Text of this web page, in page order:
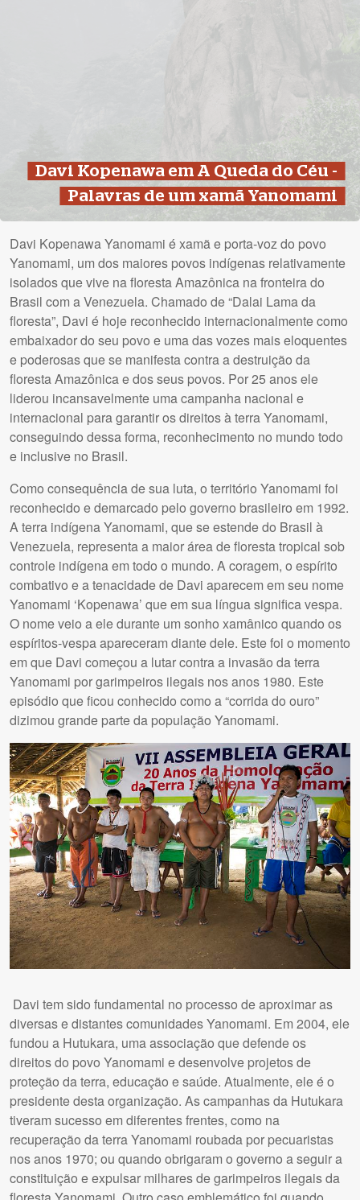
Davi Kopenawa em A Queda do Céu -
Palavras de um xamã Yanomami
Davi Kopenawa Yanomami é xamã e porta-voz do povo
Yanomami, um dos maiores povos indígenas relativamente
isolados que vive na floresta Amazônica na fronteira do
Brasil com a Venezuela. Chamado de “Dalai Lama da
floresta”, Davi é hoje reconhecido internacionalmente como
embaixador do seu povo e uma das vozes mais eloquentes
e poderosas que se manifesta contra a destruição da
floresta Amazônica e dos seus povos. Por 25 anos ele
liderou incansavelmente uma campanha nacional e
internacional para garantir os direitos à terra Yanomami,
conseguindo dessa forma, reconhecimento no mundo todo
e inclusive no Brasil.
Como consequência de sua luta, o território Yanomami foi
reconhecido e demarcado pelo governo brasileiro em 1992.
A terra indígena Yanomami, que se estende do Brasil à
Venezuela, representa a maior área de floresta tropical sob
controle indígena em todo o mundo. A coragem, o espírito
combativo e a tenacidade de Davi aparecem em seu nome
Yanomami ‘Kopenawa’ que em sua língua significa vespa.
O nome veio a ele durante um sonho xamânico quando os
espíritos-vespa apareceram diante dele. Este foi o momento
em que Davi começou a lutar contra a invasão da terra
Yanomami por garimpeiros ilegais nos anos 1980. Este
episódio que ficou conhecido como a “corrida do ouro”
dizimou grande parte da população Yanomami.
Davi tem sido fundamental no processo de aproximar as
diversas e distantes comunidades Yanomami. Em 2004, ele
fundou a Hutukara, uma associação que defende os
direitos do povo Yanomami e desenvolve projetos de
proteção da terra, educação e saúde. Atualmente, ele é o
presidente desta organização. As campanhas da Hutukara
tiveram sucesso em diferentes frentes, como na
recuperação da terra Yanomami roubada por pecuaristas
nos anos 1970; ou quando obrigaram o governo a seguir a
constituição e expulsar milhares de garimpeiros ilegais da